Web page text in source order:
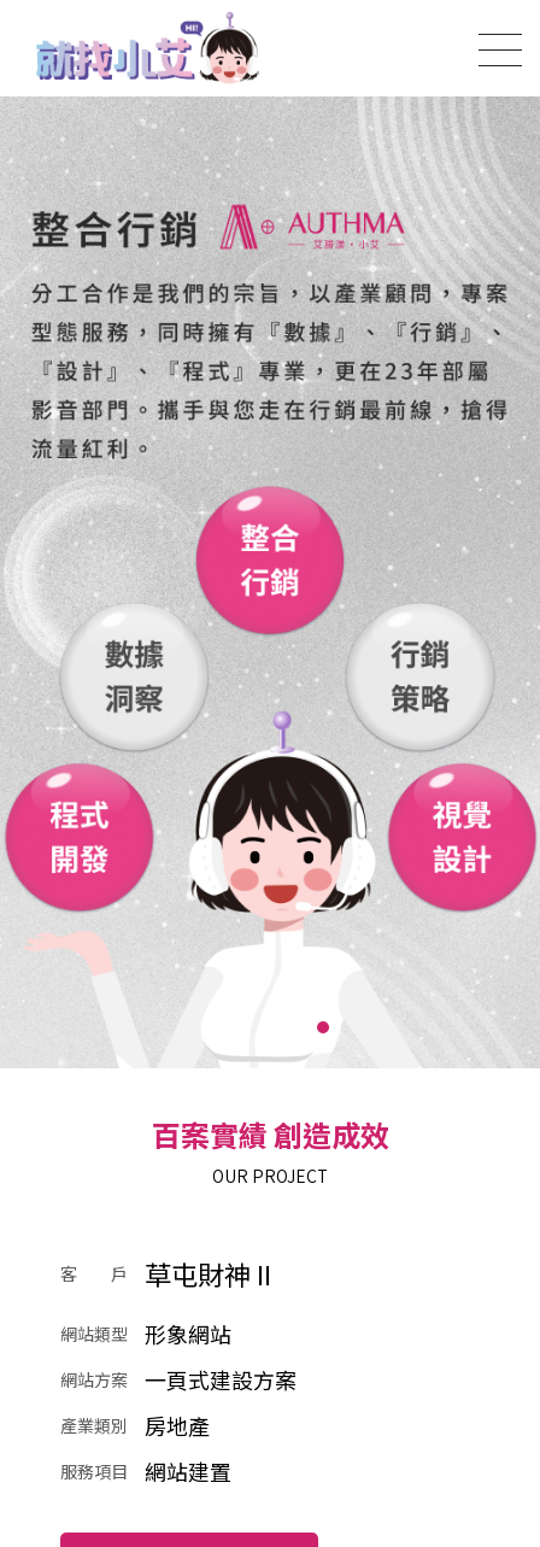
百案實績 創造成效
OUR PROJECT
客 戶 草屯財神 II
網站類型 形象網站
網站方案 一頁式建設方案
產業類別 房地產
服務項目 網站建置